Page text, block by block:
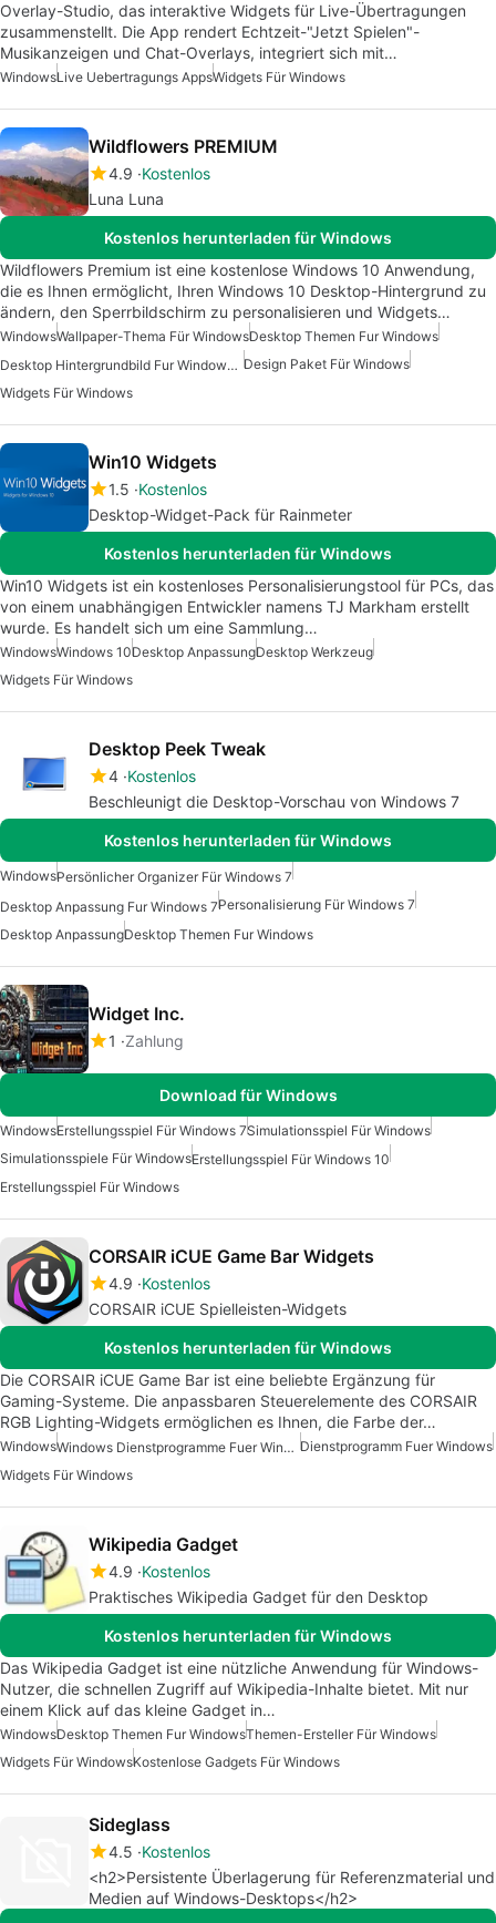
Overlay-Studio, das interaktive Widgets für Live-Übertragungen
zusammenstellt. Die App rendert Echtzeit-"Jetzt Spielen"-
Musikanzeigen und Chat-Overlays, integriert sich mit…
WindowsLive Uebertragungs AppsWidgets Für Windows
Wildflowers PREMIUM
4.9 Kostenlos
Luna Luna
Kostenlos herunterladen für Windows
Wildflowers Premium ist eine kostenlose Windows 10 Anwendung,
die es Ihnen ermöglicht, Ihren Windows 10 Desktop-Hintergrund zu
ändern, den Sperrbildschirm zu personalisieren und Widgets…
WindowsWallpaper-Thema Für WindowsDesktop Themen Fur Windows
Desktop Hintergrundbild Fur Windows 10 Design Paket Für Windows
Widgets Für Windows
Win10 Widgets
1.5 Kostenlos
Desktop-Widget-Pack für Rainmeter
Kostenlos herunterladen für Windows
Win10 Widgets ist ein kostenloses Personalisierungstool für PCs, das
von einem unabhängigen Entwickler namens TJ Markham erstellt
wurde. Es handelt sich um eine Sammlung…
WindowsWindows 10Desktop AnpassungDesktop Werkzeug
Widgets Für Windows
Desktop Peek Tweak
4 Kostenlos
Beschleunigt die Desktop-Vorschau von Windows 7
Kostenlos herunterladen für Windows
WindowsPersönlicher Organizer Für Windows 7
Desktop Anpassung Fur Windows 7Personalisierung Für Windows 7
Desktop AnpassungDesktop Themen Fur Windows
Widget Inc.
1 Zahlung
Download für Windows
WindowsErstellungsspiel Für Windows 7Simulationsspiel Für Windows
Simulationsspiele Für WindowsErstellungsspiel Für Windows 10
Erstellungsspiel Für Windows
CORSAIR iCUE Game Bar Widgets
4.9 Kostenlos
CORSAIR iCUE Spielleisten-Widgets
Kostenlos herunterladen für Windows
Die CORSAIR iCUE Game Bar ist eine beliebte Ergänzung für
Gaming-Systeme. Die anpassbaren Steuerelemente des CORSAIR
RGB Lighting-Widgets ermöglichen es Ihnen, die Farbe der…
Windows Windows Dienstprogramme Fuer Windows 10 Dienstprogramm Fuer Windows
Widgets Für Windows
Wikipedia Gadget
4.9 Kostenlos
Praktisches Wikipedia Gadget für den Desktop
Kostenlos herunterladen für Windows
Das Wikipedia Gadget ist eine nützliche Anwendung für Windows-
Nutzer, die schnellen Zugriff auf Wikipedia-Inhalte bietet. Mit nur
einem Klick auf das kleine Gadget in…
WindowsDesktop Themen Fur WindowsThemen-Ersteller Für Windows
Widgets Für WindowsKostenlose Gadgets Für Windows
Sideglass
4.5 Kostenlos
<h2>Persistente Überlagerung für Referenzmaterial und
Medien auf Windows-Desktops</h2>